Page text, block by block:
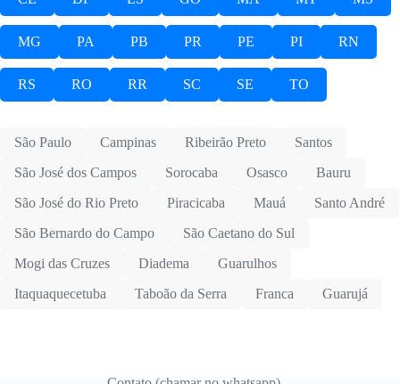
MG PA PB PR PE PI RN
RS RO RR SC SE TO
São Paulo Campinas Ribeirão Preto
Santos
São José dos Campos
Sorocaba Osasco
Bauru
São José do Rio Preto
Piracicaba Mauá
Santo André
São Bernardo do Campo
São Caetano do Sul
Mogi das Cruzes
Diadema
Guarulhos
Itaquaquecetuba
Taboão da Serra Franca Guarujá